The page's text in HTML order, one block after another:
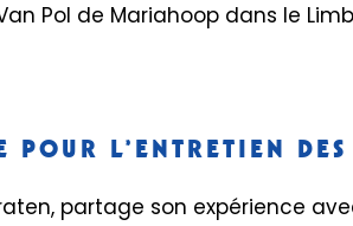
Pol de Mariahoop dans le
L’ENTRETIEN DES
partage son expérience